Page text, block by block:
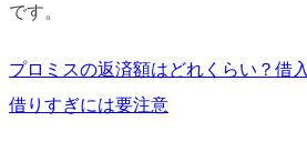
です。
プロミスの返済額はどれくらい？借
借りすぎには要注意